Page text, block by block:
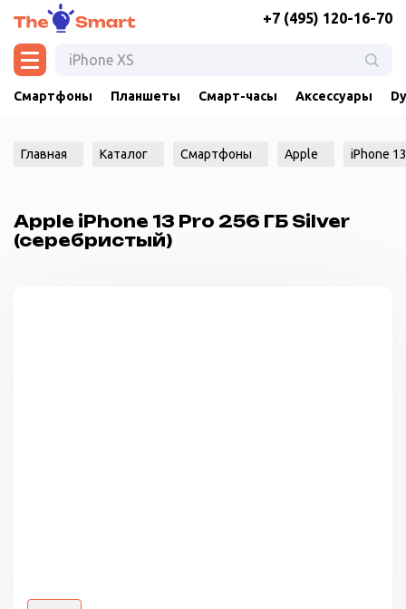
+7 (495) 120-16-70
Смартфоны Планшеты Смарт-часы Аксессуары
Главная Каталог Смартфоны Apple iPhone
Apple iPhone 13 Pro 256 ГБ Silver
(cеребристый)